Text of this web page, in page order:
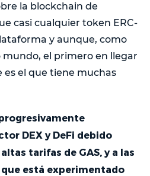
la blockchain de
casi cualquier token ERC-
y aunque, como
el primero en llegar
es el que tiene muchas
DEX y DeFi debido
tarifas de GAS, y a las
está experimentado